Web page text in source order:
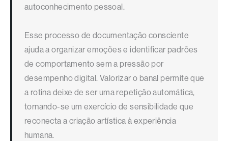
autoconhecimento pessoal.
Esse processo de documentação consciente
ajuda a organizar emoções e identificar padrões
de comportamento sem a pressão por
desempenho digital. Valorizar o banal permite que
a rotina deixe de ser uma repetição automática,
tornando-se um exercício de sensibilidade que
reconecta a criação artística à experiência
humana.